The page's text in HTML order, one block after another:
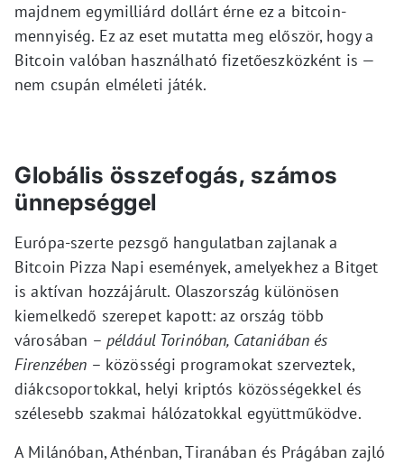
majdnem egymilliárd dollárt érne ez a bitcoin-
mennyiség. Ez az eset mutatta meg először, hogy a
Bitcoin valóban használható fizetőeszközként is —
nem csupán elméleti játék.
Globális összefogás, számos
ünnepséggel
Európa-szerte pezsgő hangulatban zajlanak a
Bitcoin Pizza Napi események, amelyekhez a Bitget
is aktívan hozzájárult. Olaszország különösen
kiemelkedő szerepet kapott: az ország több
városában – például Torinóban, Cataniában és
Firenzében – közösségi programokat szerveztek,
diákcsoportokkal, helyi kriptós közösségekkel és
szélesebb szakmai hálózatokkal együttműködve.
A Milánóban, Athénban, Tiranában és Prágában zajló